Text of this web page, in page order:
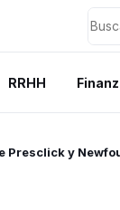
RRHH
Presclick y